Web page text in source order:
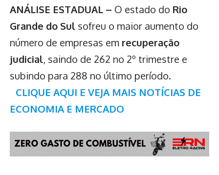
ANÁLISE ESTADUAL – O estado do Rio
Grande do Sul sofreu o maior aumento do
número de empresas em recuperação
judicial, saindo de 262 no 2º trimestre e
subindo para 288 no último período.
CLIQUE AQUI E VEJA MAIS NOTÍCIAS DE
ECONOMIA E MERCADO